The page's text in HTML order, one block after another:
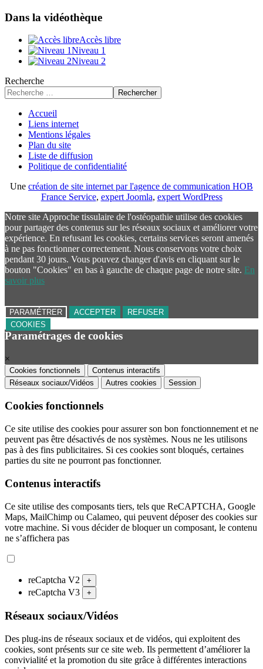
Dans la vidéothèque
Accès libre
Niveau 1
Niveau 2
Recherche
Rechercher
Accueil
Liens internet
Mentions légales
Plan du site
Liste de diffusion
Politique de confidentialité
Une création de site internet par l'agence de communication HOB
France Service, expert Joomla, expert WordPress
Notre site Approche tissulaire de l'ostéopathie utilise des cookies
pour partager des contenus sur les réseaux sociaux et améliorer votre
expérience. En refusant les cookies, certains services seront amenés
à ne pas fonctionner correctement. Nous conservons votre choix
pendant 30 jours. Vous pouvez changer d'avis en cliquant sur le
bouton "Cookies" en bas à gauche de chaque page de notre site. En
savoir plus
PARAMÉTRER ACCEPTER
REFUSER
COOKIES
Paramétrages de cookies
×
Cookies fonctionnels
Contenus interactifs
Réseaux sociaux/Vidéos
Autres cookies Session
Cookies fonctionnels
Ce site utilise des cookies pour assurer son bon fonctionnement et ne
peuvent pas être désactivés de nos systèmes. Nous ne les utilisons
pas à des fins publicitaires. Si ces cookies sont bloqués, certaines
parties du site ne pourront pas fonctionner.
Contenus interactifs
Ce site utilise des composants tiers, tels que ReCAPTCHA, Google
Maps, MailChimp ou Calameo, qui peuvent déposer des cookies sur
votre machine. Si vous décider de bloquer un composant, le contenu
ne s’affichera pas
reCaptcha V2 +
reCaptcha V3 +
Réseaux sociaux/Vidéos
Des plug-ins de réseaux sociaux et de vidéos, qui exploitent des
cookies, sont présents sur ce site web. Ils permettent d’améliorer la
convivialité et la promotion du site grâce à différentes interactions